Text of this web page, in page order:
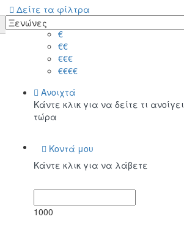
Δείτε τα φίλτρα
Τιμή
€
€€
€€€
€€€€
Ανοιχτά
Κάντε κλικ για να δείτε τι ανοίγει
τώρα
Κοντά μου
Κάντε κλικ για να λάβετε
1000